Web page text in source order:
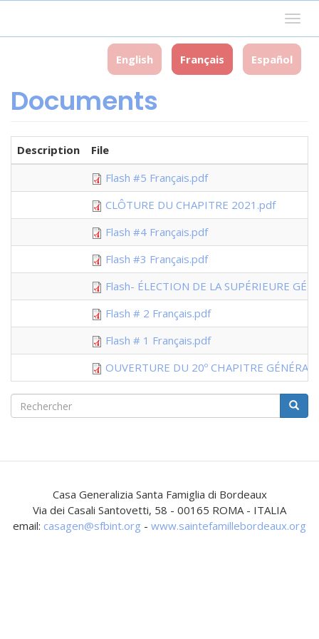
contenu
English
Français Español
Documents
Description
File
Flash #5 Français.pdf
CLÔTURE DU CHAPITRE 2021.pdf
Flash #4 Français.pdf
Flash #3 Français.pdf
Flash- ÉLECTION DE LA SUPÉRIEURE
Flash # 2 Français.pdf
Flash # 1 Français.pdf
OUVERTURE DU 20º CHAPITRE
Formulaire
Casa Generalizia Santa Famiglia di Bordeaux
Via dei Casali Santovetti, 58 - 00165 ROMA - ITALIA
email: casagen@sfbint.org - www.saintefamillebordeaux.org